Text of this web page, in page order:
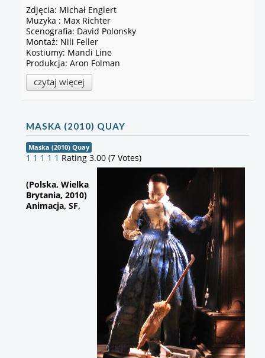
Zdjęcia: Michał Englert
Muzyka : Max Richter
Scenografia: David Polonsky
Montaż: Nili Feller
Kostiumy: Mandi Line
Produkcja: Aron Folman
czytaj więcej
MASKA (2010) QUAY
Maska (2010) Quay
1 1 1 1 1 Rating 3.00 (7 Votes)
(Polska, Wielka
Brytania, 2010)
Animacja, SF,